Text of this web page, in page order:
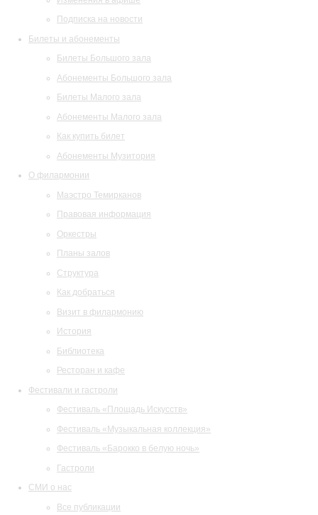
Подписка на новости
Билеты и абонементы
Билеты Большого зала
Абонементы Большого зала
Билеты Малого зала
Абонементы Малого зала
Как купить билет
Абонементы Музитория
О филармонии
Маэстро Темирканов
Правовая информация
Оркестры
Планы залов
Структура
Как добраться
Визит в филармонию
История
Библиотека
Ресторан и кафе
Фестивали и гастроли
Фестиваль «Площадь Искусств»
Фестиваль «Музыкальная коллекция»
Фестиваль «Барокко в белую ночь»
Гастроли
СМИ о нас
Все публикации